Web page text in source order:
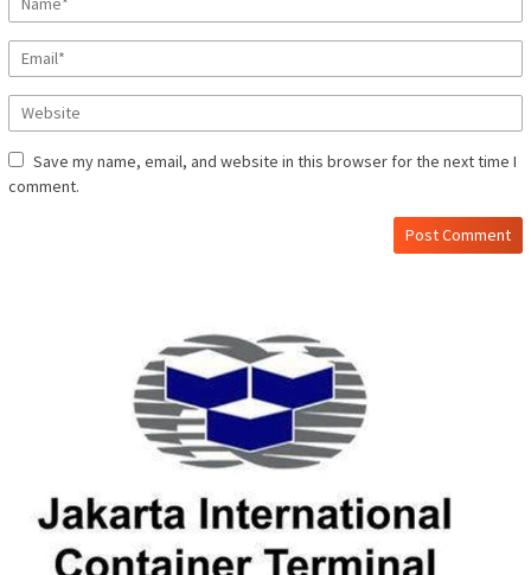
Save my name, email, and website in this browser for the next time I
comment.